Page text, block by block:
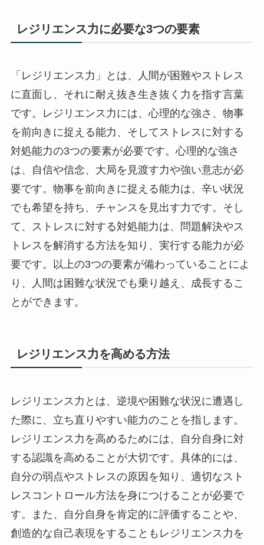
レジリエンス力に必要な3つの要素
「レジリエンス力」とは、人間が困難やストレス
に直面し、それに耐え抜き生き抜く力を指す言葉
です。レジリエンス力には、心理的な強さ、物事
を前向きに捉える能力、そしてストレスに対する
対処能力の3つの要素が必要です。心理的な強さ
は、自信や信念、大局を見渡す力や強い意志が必
要です。物事を前向きに捉える能力は、辛い状況
でも希望を持ち、チャンスを見出す力です。そし
て、ストレスに対する対処能力は、問題解決やス
トレスを解消する方法を知り、実行する能力が必
要です。以上の3つの要素が備わっていることによ
り、人間は困難な状況でも乗り越え、成長するこ
とができます。
レジリエンス力を高める方法
レジリエンス力とは、逆境や困難な状況に遭遇し
た際に、立ち直りやすい能力のことを指します。
レジリエンス力を高めるためには、自分自身に対
する認識を高めることが大切です。具体的には、
自分の弱点やストレスの原因を知り、適切なスト
レスコントロール方法を身につけることが必要で
す。また、自分自身を肯定的に評価することや、
創造的な自己表現をすることもレジリエンス力を